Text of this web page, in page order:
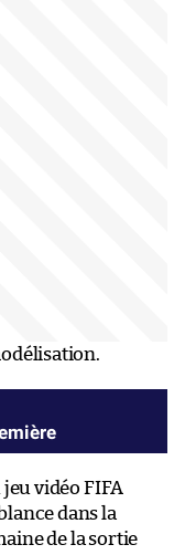
vidéo FIFA
dans la
de la sortie